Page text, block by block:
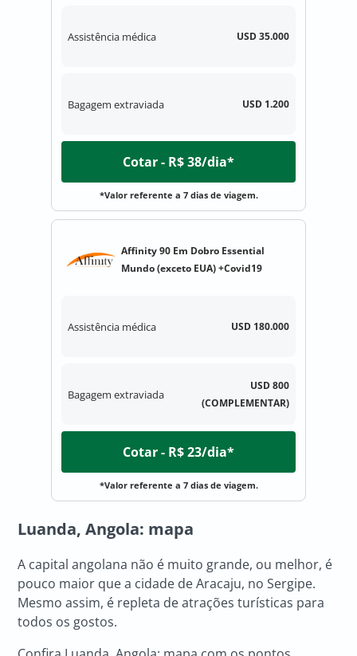
Assistência médica USD 35.000
Bagagem extraviada USD 1.200
Cotar - R$ 38/dia*
*Valor referente a 7 dias de viagem.
Affinity 90 Em Dobro Essential
Mundo (exceto EUA) +Covid19
Assistência médica USD 180.000
Bagagem extraviada
USD 800
(COMPLEMENTAR)
Cotar - R$ 23/dia*
*Valor referente a 7 dias de viagem.
Luanda, Angola: mapa
A capital angolana não é muito grande, ou melhor, é
pouco maior que a cidade de Aracaju, no Sergipe.
Mesmo assim, é repleta de atrações turísticas para
todos os gostos.